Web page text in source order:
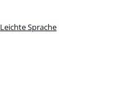
Leichte Sprache